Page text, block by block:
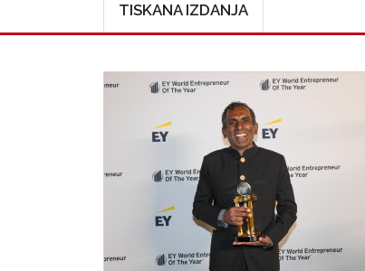
TISKANA IZDANJA